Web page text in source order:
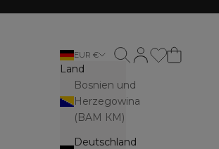
EUR €
Land
Bosnien und
Herzegowina
(BAM КМ)
Deutschland
Suche öffnen